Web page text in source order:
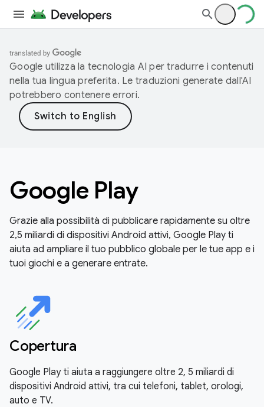
Google utilizza la tecnologia AI per tradurre i contenuti
nella tua lingua preferita. Le traduzioni generate dall'AI
potrebbero contenere errori.
Google Play
Grazie alla possibilità di pubblicare rapidamente su oltre
2,5 miliardi di dispositivi Android attivi, Google Play ti
aiuta ad ampliare il tuo pubblico globale per le tue app e i
tuoi giochi e a generare entrate.
Copertura
Google Play ti aiuta a raggiungere oltre 2, 5 miliardi di
dispositivi Android attivi, tra cui telefoni, tablet, orologi,
auto e TV.